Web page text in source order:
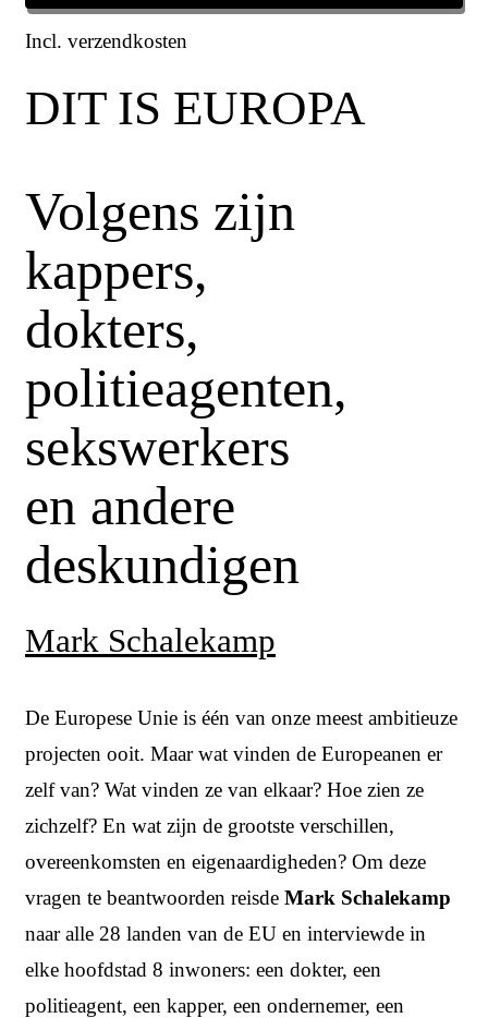
Incl. verzendkosten
DIT IS EUROPA
Volgens zijn
kappers,
dokters,
politieagenten,
sekswerkers
en andere
deskundigen
Mark Schalekamp
De Europese Unie is één van onze meest ambitieuze
projecten ooit. Maar wat vinden de Europeanen er
zelf van? Wat vinden ze van elkaar? Hoe zien ze
zichzelf? En wat zijn de grootste verschillen,
overeenkomsten en eigenaardigheden? Om deze
vragen te beantwoorden reisde Mark Schalekamp
naar alle 28 landen van de EU en interviewde in
elke hoofdstad 8 inwoners: een dokter, een
politieagent, een kapper, een ondernemer, een